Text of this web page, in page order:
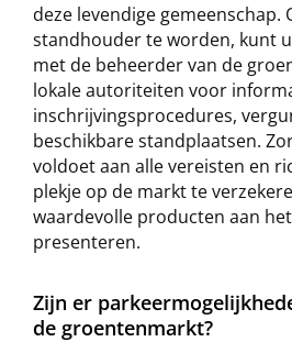
deze levendige gemeenschap.
standhouder te worden, kunt
met de beheerder van de
lokale autoriteiten voor
inschrijvingsprocedures,
beschikbare standplaatsen.
voldoet aan alle vereisten en
plekje op de markt te
waardevolle producten aan
presenteren.
Zijn er
de groentenmarkt?